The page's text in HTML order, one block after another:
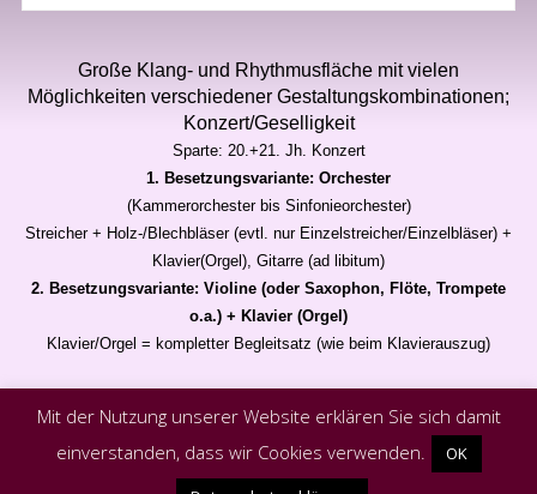
Große Klang- und Rhythmusfläche mit vielen
Möglichkeiten verschiedener Gestaltungskombinationen;
Konzert/Geselligkeit
Sparte: 20.+21. Jh. Konzert
1. Besetzungsvariante: Orchester
(Kammerorchester bis Sinfonieorchester)
Streicher + Holz-/Blechbläser (evtl. nur Einzelstreicher/Einzelbläser) +
Klavier(Orgel), Gitarre (ad libitum)
2. Besetzungsvariante: Violine (oder Saxophon, Flöte, Trompete
o.a.) + Klavier (Orgel)
Klavier/Orgel = kompletter Begleitsatz (wie beim Klavierauszug)
Bizzboss WordPress Theme
Mit der Nutzung unserer Website erklären Sie sich damit
einverstanden, dass wir Cookies verwenden.
OK